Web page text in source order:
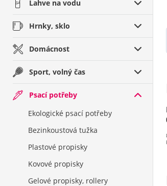
Lahve na vodu
Hrnky, sklo
Domácnost
Sport, volný čas
Psací potřeby
Ekologické psací potřeby
Bezinkoustová tužka
Plastové propisky
Kovové propisky
Gelové propisky, rollery